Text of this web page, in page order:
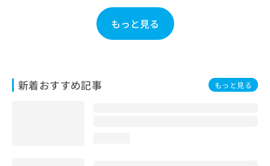
もっと見る
新着おすすめ記事 もっと見る
は
こ